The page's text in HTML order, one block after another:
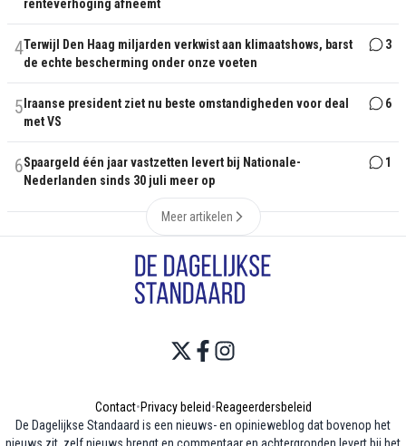
renteverhoging afneemt
4Terwijl Den Haag miljarden verkwist aan klimaatshows, barst
de echte bescherming onder onze voeten
3
5 Iraanse president ziet nu beste omstandigheden voor deal
met VS
6
6Spaargeld één jaar vastzetten levert bij Nationale-
Nederlanden sinds 30 juli meer op
1
Meer artikelen
Contact•Privacy beleid•Reageerdersbeleid
De Dagelijkse Standaard is een nieuws- en opinieweblog dat bovenop het